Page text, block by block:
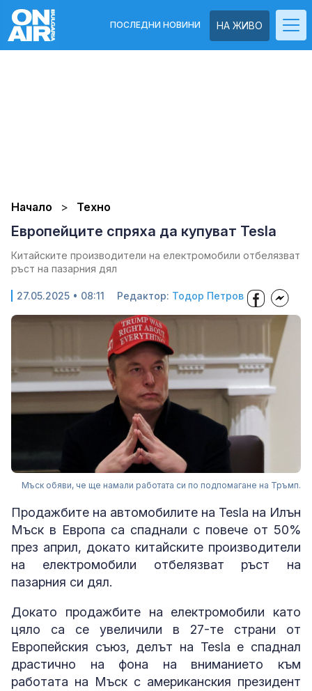
НА ЖИВО
ПОСЛЕДНИ НОВИНИ
Начало Техно
Европейците спряха да купуват Tesla
Китайските производители на електромобили отбелязват
ръст на пазарния дял
27.05.2025 • 08:11 Редактор: Тодор Петров
Мъск обяви, че ще намали работата си по подпомагане на Тръмп.
Продажбите на автомобилите на Tesla на Илън
Мъск в Европа са спаднали с повече от 50%
през април, докато китайските производители
на електромобили отбелязват ръст на
пазарния си дял.
Докато продажбите на електромобили като
цяло са се увеличили в 27-те страни от
Европейския съюз, делът на Tesla е спаднал
драстично на фона на вниманието към
работата на Мъск с американския президент